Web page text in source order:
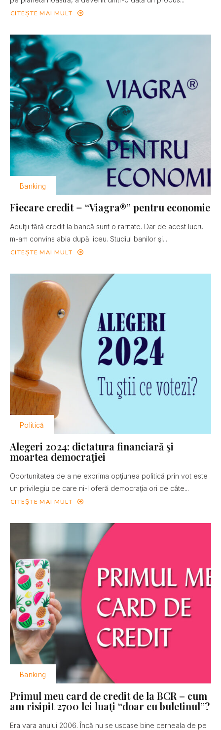
CITEȘTE MAI MULT
Banking
Fiecare credit = “Viagra®” pentru economie
Adulţii fără credit la bancă sunt o raritate. Dar de acest lucru
m-am convins abia după liceu. Studiul banilor şi...
CITEȘTE MAI MULT
Politică
Alegeri 2024: dictatura financiară şi
moartea democraţiei
Oportunitatea de a ne exprima opţiunea politică prin vot este
un privilegiu pe care ni-l oferă democraţia ori de câte...
CITEȘTE MAI MULT
Banking
Primul meu card de credit de la BCR – cum
am risipit 2700 lei luaţi “doar cu buletinul”?
Era vara anului 2006. Încă nu se uscase bine cerneala de pe